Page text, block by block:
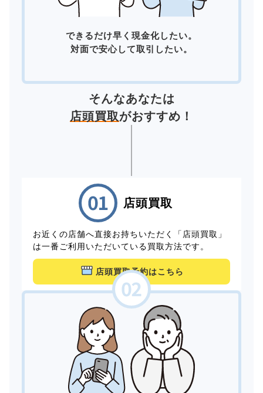
できるだけ早く現金化したい。
対面で安心して取引したい。
そんなあなたは
店頭買取がおすすめ！
店頭買取
お近くの店舗へ直接お持ちいただく「店頭買取」
は一番ご利用いただいている買取方法です。
店頭買取予約はこちら